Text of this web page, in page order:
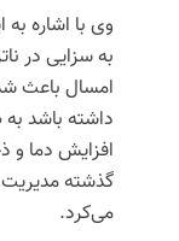
وی با اشاره
به سزایی در
امسال باعث
داشته باشد به
افزایش دما و
گذشته
می‌کرد.